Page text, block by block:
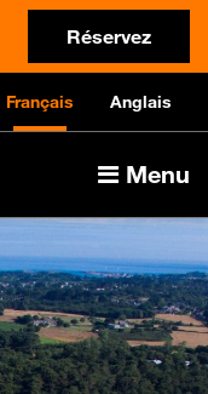
Réservez
Français Anglais
Menu